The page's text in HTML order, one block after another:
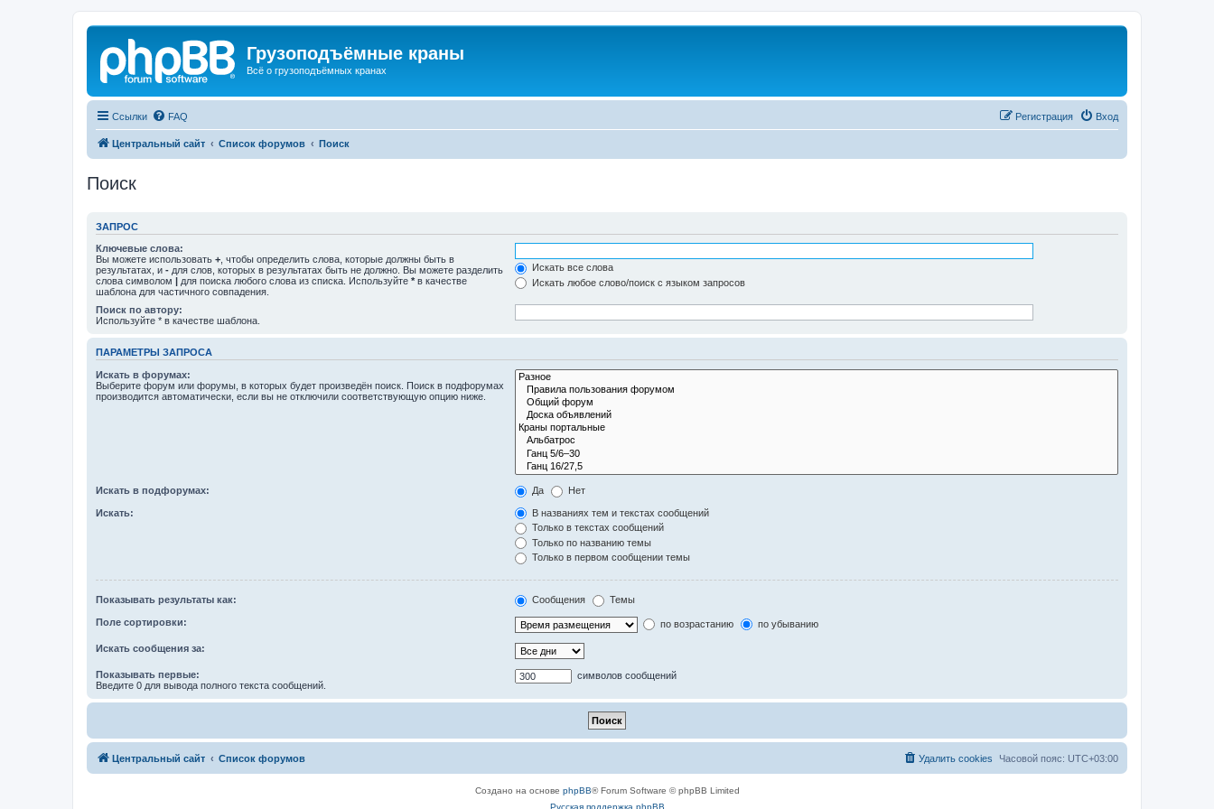
Грузоподъёмные краны
Всё о грузоподъёмных кранах
Ссылки FAQ Вход
Регистрация
Центральный сайт Список форумов Поиск
Поиск
ЗАПРОС
Ключевые слова:
Вы можете использовать + , чтобы определить слова, которые должны быть в
результатах, и - для слов, которых в результатах быть не должно. Вы можете разделить
слова символом | для поиска любого слова из списка. Используйте * в качестве
шаблона для частичного совпадения.
Искать все слова
Искать любое слово/поиск с языком запросов
Поиск по автору:
Используйте * в качестве шаблона.
ПАРАМЕТРЫ ЗАПРОСА
Искать в форумах:
Выберите форум или форумы, в которых будет произведён поиск. Поиск в подфорумах
производится автоматически, если вы не отключили соответствующую опцию ниже.
Искать в подфорумах: Да Нет
Искать:
В названиях тем и текстах сообщений
Только в текстах сообщений
Только по названию темы
Только в первом сообщении темы
Показывать результаты как: Сообщения Темы
Поле сортировки: по возрастанию по убыванию
Искать сообщения за:
Показывать первые:
Введите 0 для вывода полного текста сообщений.
символов сообщений
Центральный сайт Список форумов Часовой пояс: UTC+03:00
Удалить cookies
Создано на основе phpBB® Forum Software © phpBB Limited
Русская поддержка phpBB